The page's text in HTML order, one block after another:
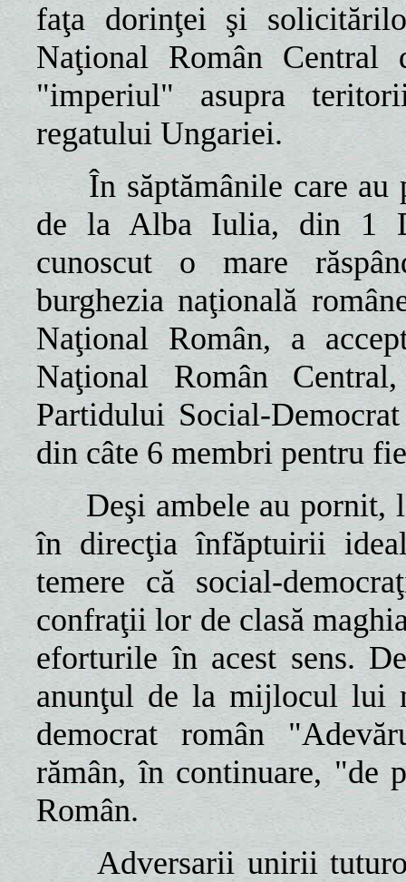
faţa dorinţei şi
Naţional Român
"imperiul" asupra
regatului Ungariei.
În săptămânile care au
de la Alba Iulia, din 1
cunoscut o mare
burghezia naţională
Naţional Român, a
Naţional Român
Partidului Social-
din câte 6 membri pentru
Deşi ambele au pornit,
în direcţia înfăptuirii
temere că social-
confraţii lor de clasă
eforturile în acest sens.
anunţul de la mijlocul lui
democrat român
rămân, în continuare, "de
Român.
Adversarii unirii